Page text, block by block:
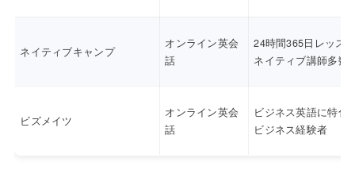
ネイティブキャンプ
オンライン英会
話
24時間365日レッス
ネイティブ講師多数
ビズメイツ
オンライン英会
話
ビジネス英語に特化
ビジネス経験者